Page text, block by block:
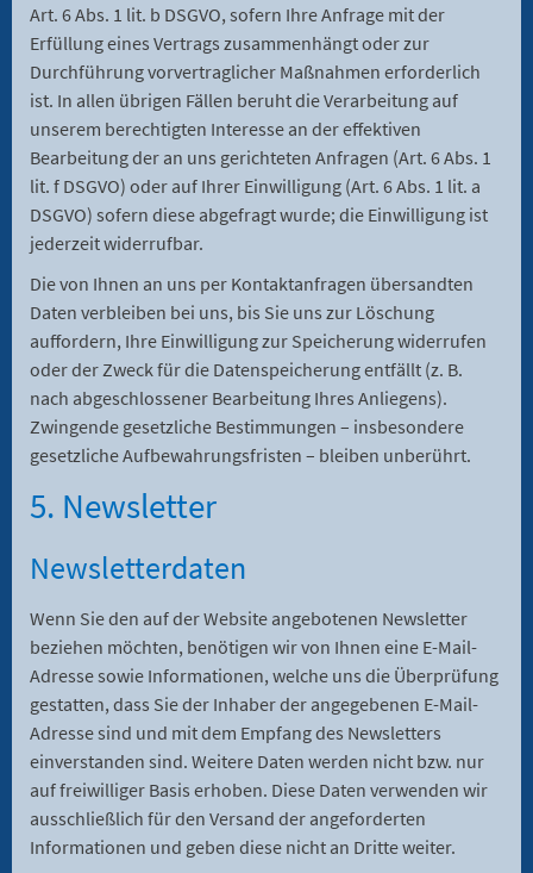
Art. 6 Abs. 1 lit. b DSGVO, sofern Ihre Anfrage mit der
Erfüllung eines Vertrags zusammenhängt oder zur
Durchführung vorvertraglicher Maßnahmen erforderlich
ist. In allen übrigen Fällen beruht die Verarbeitung auf
unserem berechtigten Interesse an der effektiven
Bearbeitung der an uns gerichteten Anfragen (Art. 6 Abs. 1
lit. f DSGVO) oder auf Ihrer Einwilligung (Art. 6 Abs. 1 lit. a
DSGVO) sofern diese abgefragt wurde; die Einwilligung ist
jederzeit widerrufbar.
Die von Ihnen an uns per Kontaktanfragen übersandten
Daten verbleiben bei uns, bis Sie uns zur Löschung
auffordern, Ihre Einwilligung zur Speicherung widerrufen
oder der Zweck für die Datenspeicherung entfällt (z. B.
nach abgeschlossener Bearbeitung Ihres Anliegens).
Zwingende gesetzliche Bestimmungen – insbesondere
gesetzliche Aufbewahrungsfristen – bleiben unberührt.
5. Newsletter
Newsletter­daten
Wenn Sie den auf der Website angebotenen Newsletter
beziehen möchten, benötigen wir von Ihnen eine E-Mail-
Adresse sowie Informationen, welche uns die Überprüfung
gestatten, dass Sie der Inhaber der angegebenen E-Mail-
Adresse sind und mit dem Empfang des Newsletters
einverstanden sind. Weitere Daten werden nicht bzw. nur
auf freiwilliger Basis erhoben. Diese Daten verwenden wir
ausschließlich für den Versand der angeforderten
Informationen und geben diese nicht an Dritte weiter.